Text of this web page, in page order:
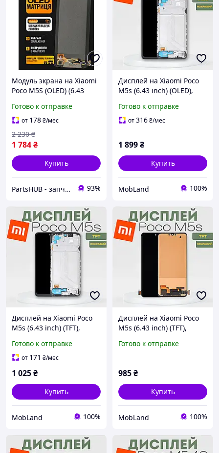
Модуль экрана на Xiaomi
Poco M5S (OLED) (6.43
сенсор) в сборе Ксиоми
Поко М5С (в подарок
наборчик)
Готово к отправке
от 178₴/мес
1 784₴
2 230 ₴
Купить
PartsHUB - запчастини на Телефони (Дисплей / Акумулятор / Шлейф-Плати) 93%
Дисплей на Xiaomi Poco
M5s (6.43 inch) (OLED),
телефона для Ксиоми
Поко М5с
Готово к отправке
от316₴/мес
1 899₴
Купить
MobLand 100%
Дисплей на Xiaomi Poco
M5s (6.43 inch) (TFT),
телефона для Ксиоми
Поко М5с
Готово к отправке
от 171 ₴/мес
1 025₴
Купить
MobLand 100%
Дисплей на Xiaomi Poco
M5s (6.43 inch) (TFT),
модуль телефона для
Готово к отправке
985₴
Купить
MobLand 100%